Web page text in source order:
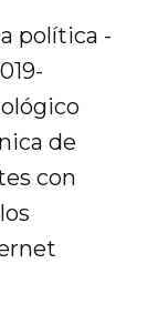
política -
de
con